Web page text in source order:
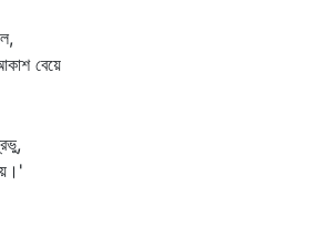
বেয়ে